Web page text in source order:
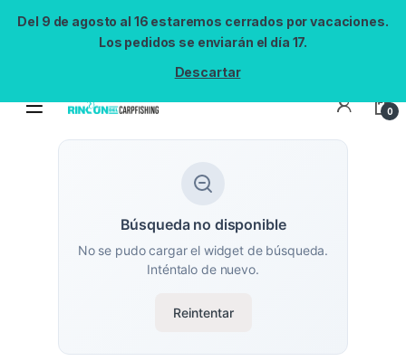
Del 9 de agosto al 16 estaremos cerrados por vacaciones.
Los pedidos se enviarán el día 17.
Descartar
0
Búsqueda no disponible
No se pudo cargar el widget de búsqueda.
Inténtalo de nuevo.
Reintentar